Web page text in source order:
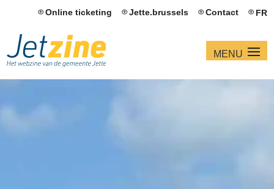
Online ticketing Jette.brussels Contact FR